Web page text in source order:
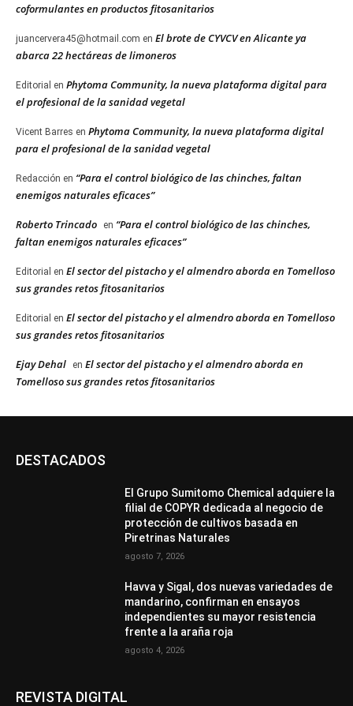
coformulantes en productos fitosanitarios
juancervera45@hotmail.com en El brote de CYVCV en Alicante ya
abarca 22 hectáreas de limoneros
Editorial en Phytoma Community, la nueva plataforma digital para
el profesional de la sanidad vegetal
Vicent Barres en Phytoma Community, la nueva plataforma digital
para el profesional de la sanidad vegetal
Redacción en “Para el control biológico de las chinches, faltan
enemigos naturales eficaces”
Roberto Trincado en “Para el control biológico de las chinches,
faltan enemigos naturales eficaces”
Editorial en El sector del pistacho y el almendro aborda en Tomelloso
sus grandes retos fitosanitarios
Editorial en El sector del pistacho y el almendro aborda en Tomelloso
sus grandes retos fitosanitarios
Ejay Dehal en El sector del pistacho y el almendro aborda en
Tomelloso sus grandes retos fitosanitarios
DESTACADOS
El Grupo Sumitomo Chemical adquiere la
filial de COPYR dedicada al negocio de
protección de cultivos basada en
Piretrinas Naturales
agosto 7, 2026
Havva y Sigal, dos nuevas variedades de
mandarino, confirman en ensayos
independientes su mayor resistencia
frente a la araña roja
agosto 4, 2026
REVISTA DIGITAL